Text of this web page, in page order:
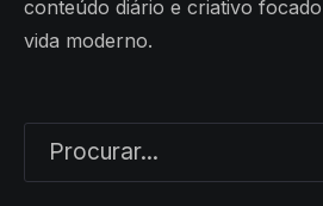
conteúdo diário e criativo
vida moderno.